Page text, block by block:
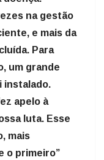
na gestão
e mais da
Para
um grande
instalado.
apelo à
luta. Esse
mais
o primeiro”